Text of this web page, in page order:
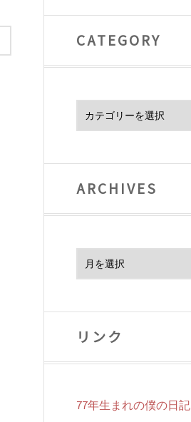
CATEGORY
ARCHIVES
リンク
77年生まれの僕の日記